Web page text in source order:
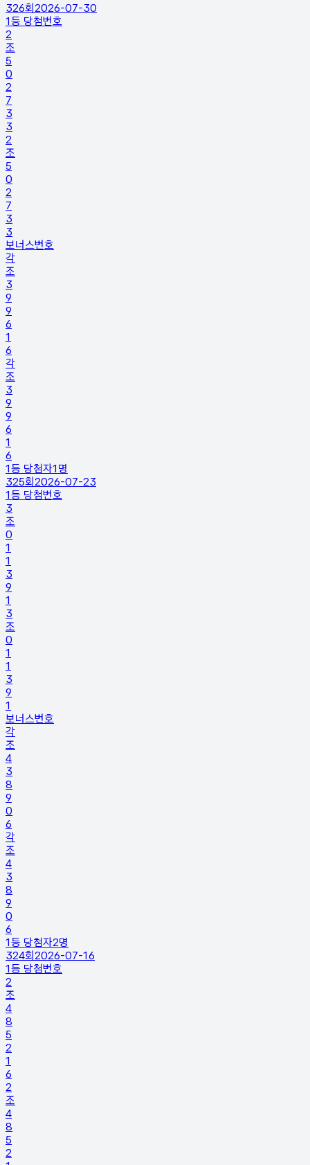
326회2026-07-30
1등 당첨번호
2
조
5
0
2
7
3
3
2
조
5
0
2
7
3
3
보너스번호
각
조
3
9
9
6
1
6
각
조
3
9
9
6
1
6
1등 당첨자1 명
325회2026-07-23
1등 당첨번호
3
조
0
1
1
3
9
1
3
조
0
1
1
3
9
1
보너스번호
각
조
4
3
8
9
0
6
각
조
4
3
8
9
0
6
1등 당첨자2명
324회2026-07-16
1등 당첨번호
2
조
4
8
5
2
1
6
2
조
4
8
5
2